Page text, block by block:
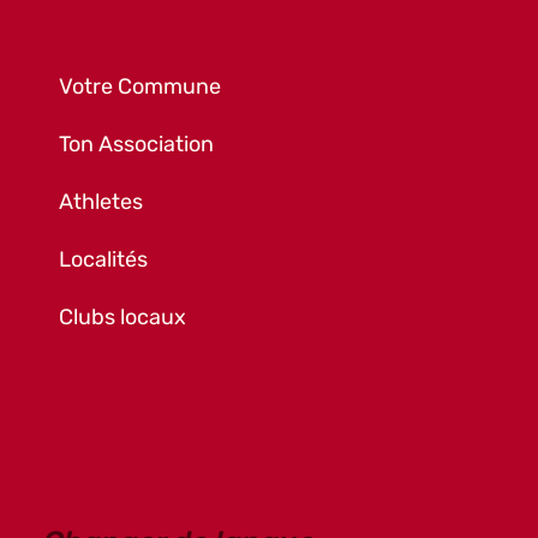
Votre Commune
Ton Association
Athletes
Localités
Clubs locaux